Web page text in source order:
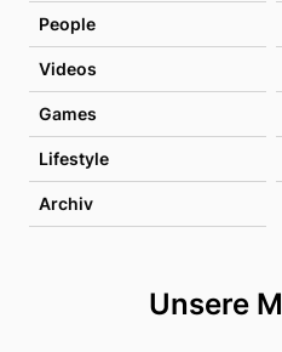
People
Videos
Games
Lifestyle
Archiv
Unsere